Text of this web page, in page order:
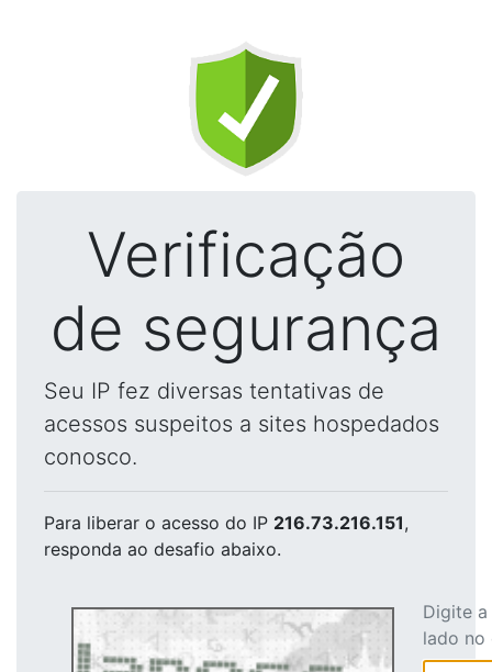
Verificação
de segurança
Seu IP fez diversas tentativas de
acessos suspeitos a sites hospedados
conosco.
Para liberar o acesso do IP 216.73.216.151,
responda ao desafio abaixo.
Digite
lado no